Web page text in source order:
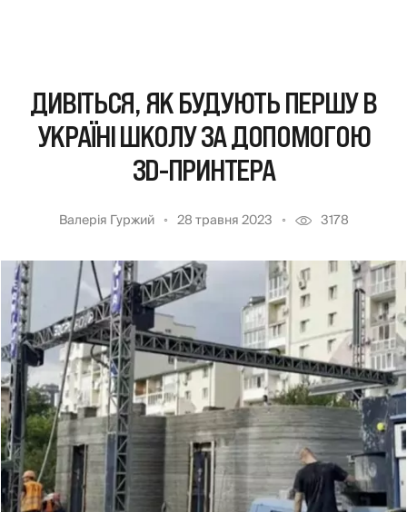
ДИВІТЬСЯ, ЯК БУДУЮТЬ ПЕРШУ В
УКРАЇНІ ШКОЛУ ЗА ДОПОМОГОЮ
3D-ПРИНТЕРА
Валерія Гуржий 28 травня 2023 3178